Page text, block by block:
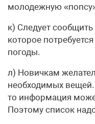
молодежную
к) Следует
которое
погоды.
л) Новичкам
необходимых вещей.
то информация
Поэтому список